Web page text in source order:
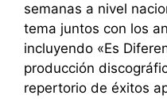
semanas a nivel
tema juntos con los
incluyendo «Es
producción
repertorio de éxitos